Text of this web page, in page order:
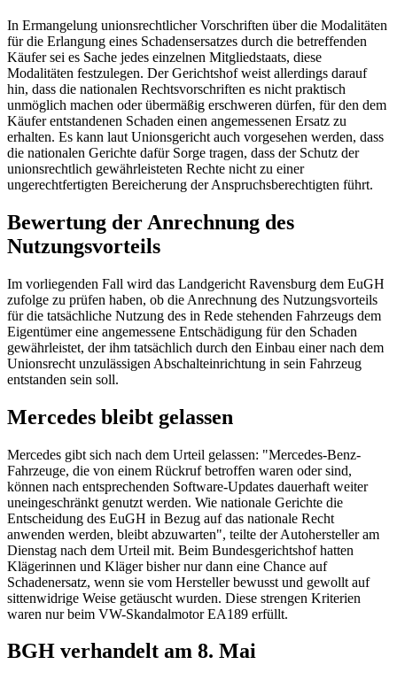
In Ermangelung unionsrechtlicher Vorschriften über die Modalitäten
für die Erlangung eines Schadensersatzes durch die betreffenden
Käufer sei es Sache jedes einzelnen Mitgliedstaats, diese
Modalitäten festzulegen. Der Gerichtshof weist allerdings darauf
hin, dass die nationalen Rechtsvorschriften es nicht praktisch
unmöglich machen oder übermäßig erschweren dürfen, für den dem
Käufer entstandenen Schaden einen angemessenen Ersatz zu
erhalten. Es kann laut Unionsgericht auch vorgesehen werden, dass
die nationalen Gerichte dafür Sorge tragen, dass der Schutz der
unionsrechtlich gewährleisteten Rechte nicht zu einer
ungerechtfertigten Bereicherung der Anspruchsberechtigten führt.
Bewertung der Anrechnung des
Nutzungsvorteils
Im vorliegenden Fall wird das Landgericht Ravensburg dem EuGH
zufolge zu prüfen haben, ob die Anrechnung des Nutzungsvorteils
für die tatsächliche Nutzung des in Rede stehenden Fahrzeugs dem
Eigentümer eine angemessene Entschädigung für den Schaden
gewährleistet, der ihm tatsächlich durch den Einbau einer nach dem
Unionsrecht unzulässigen Abschalteinrichtung in sein Fahrzeug
entstanden sein soll.
Mercedes bleibt gelassen
Mercedes gibt sich nach dem Urteil gelassen: "Mercedes-Benz-
Fahrzeuge, die von einem Rückruf betroffen waren oder sind,
können nach entsprechenden Software-Updates dauerhaft weiter
uneingeschränkt genutzt werden. Wie nationale Gerichte die
Entscheidung des EuGH in Bezug auf das nationale Recht
anwenden werden, bleibt abzuwarten", teilte der Autohersteller am
Dienstag nach dem Urteil mit. Beim Bundesgerichtshof hatten
Klägerinnen und Kläger bisher nur dann eine Chance auf
Schadenersatz, wenn sie vom Hersteller bewusst und gewollt auf
sittenwidrige Weise getäuscht wurden. Diese strengen Kriterien
waren nur beim VW-Skandalmotor EA189 erfüllt.
BGH verhandelt am 8. Mai